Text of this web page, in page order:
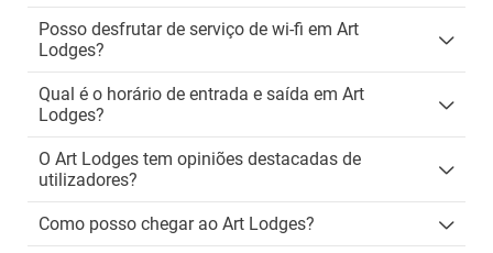
Posso desfrutar de serviço de wi-fi em Art
Lodges?
Qual é o horário de entrada e saída em Art
Lodges?
O Art Lodges tem opiniões destacadas de
utilizadores?
Como posso chegar ao Art Lodges?